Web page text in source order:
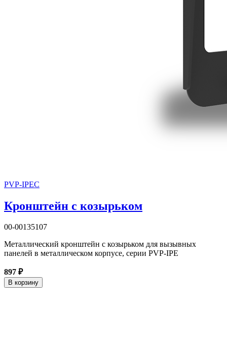
PVP-IPEC
Кронштейн с козырьком
00-00135107
Металлический кронштейн с козырьком для вызывных
панелей в металлическом корпусе, серии PVP-IPE
897 ₽
В корзину